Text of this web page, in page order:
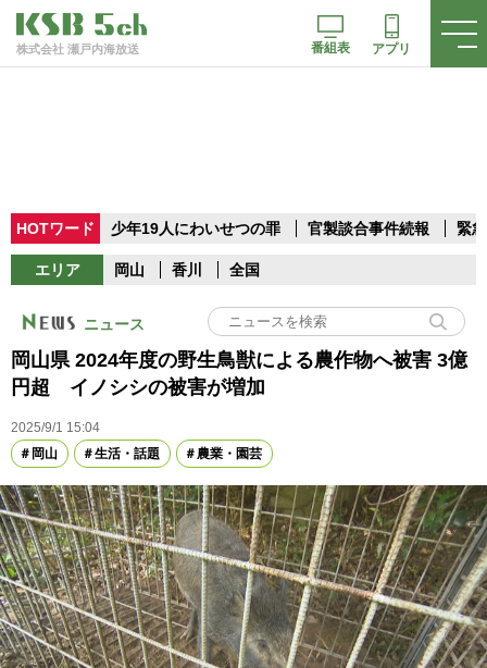
株式会社 瀬戸内海放送 番組表 アプリ
HOTワード 少年19人にわいせつの罪 官製談合事件続報 緊
エリア 岡山 香川 全国
ニュース
岡山県 2024年度の野生鳥獣による農作物へ被害 3億
円超 イノシシの被害が増加
2025/9/1 15:04
岡山
生活・話題 農業・園芸